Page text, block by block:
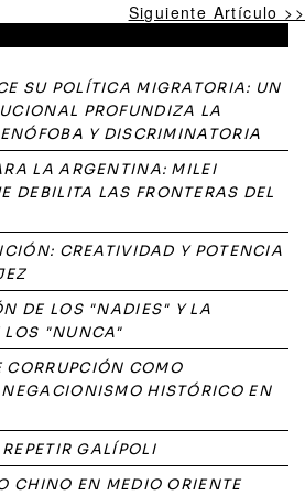
Siguiente Artículo >>
SU POLÍTICA MIGRATORIA: UN
PROFUNDIZA LA
Y DISCRIMINATORIA
LA ARGENTINA: MILEI
DEBILITA LAS FRONTERAS DEL
CREATIVIDAD Y POTENCIA
DE LOS "NADIES" Y LA
LOS "NUNCA"
CORRUPCIÓN COMO
HISTÓRICO EN
GALÍPOLI
CHINO EN MEDIO ORIENTE